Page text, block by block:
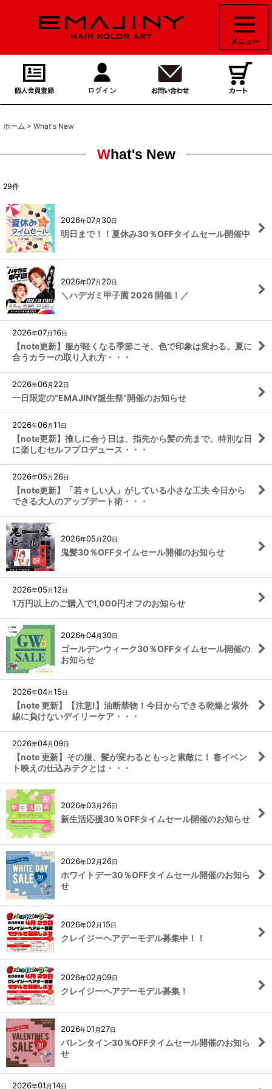
ホーム > What's New
What's New
29件
2026年07月 30日
明日まで！！夏休み30％OFFタイムセール開催中
2026年07月 20日
＼ハデガミ甲子園 2026 開催！／
2026年07月16日
【note更新】服が軽くなる季節こそ、色で印象は変わる。夏に
合うカラーの取り入れ方・・・
2026年06月 22日
一日限定の“EMAJINY誕生祭”開催のお知らせ
2026年06月11日
【note更新】推しに会う日は、指先から髪の先まで。特別な日
に楽しむセルフプロデュース・・・
2026年05 月 26日
【note更新】「若々しい人」がしている小さな工夫 今日から
できる大人のアップデート術・・・
2026年05 月 20日
鬼髪30％OFFタイムセール開催のお知らせ
2026年05 月12日
1万円以上のご購入で1,000円オフのお知らせ
2026年04月 30日
ゴールデンウィーク30％OFFタイムセール開催の
お知らせ
2026年04月15日
【note 更新】【注意!】油断禁物！今日からできる乾燥と紫外
線に負けないデイリーケア・・・
2026年04月09日
【note 更新】その服、髪が変わるともっと素敵に！ 春イベン
ト映えの仕込みテクとは・・・
2026年03月 26日
新生活応援30％OFFタイムセール開催のお知らせ
2026年02 月 26日
ホワイトデー30％OFFタイムセール開催のお知ら
せ
2026年02 月15日
クレイジーヘアデーモデル募集中！！
2026年02 月09日
クレイジーヘアデーモデル募集！
2026年01 月 27日
バレンタイン30％OFFタイムセール開催のお知ら
せ
2026年01 月14日